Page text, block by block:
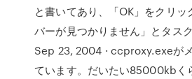
と書いてあり、「OK」をクリッ
バーが見つかりません」とタス
Sep 23, 2004 · ccproxy.exeが
ています。だいたい85000kbく